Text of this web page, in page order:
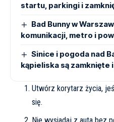
startu, parkingi i
Bad Bunny w
komunikacji, metro i
Sinice i pogoda nad
kąpieliska są zamknięte
Utwórz korytarz życia,
się.
Nie wysiadaj z auta bez